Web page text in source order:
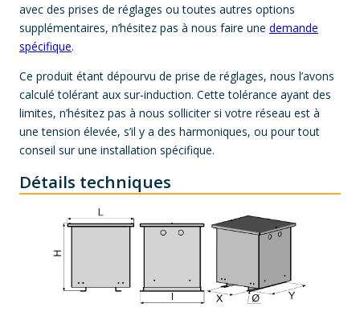
avec des prises de réglages ou toutes autres options
supplémentaires, n’hésitez pas à nous faire une demande
spécifique.
Ce produit étant dépourvu de prise de réglages, nous l’avons
calculé tolérant aux sur-induction. Cette tolérance ayant des
limites, n’hésitez pas à nous solliciter si votre réseau est à
une tension élevée, s’il y a des harmoniques, ou pour tout
conseil sur une installation spécifique.
Détails techniques